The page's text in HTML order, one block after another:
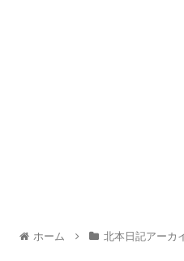
ホーム 北本日記アーカ